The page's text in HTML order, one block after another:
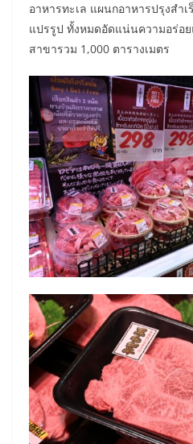
อาหารทะเล แผนกอาหารปรุงส
แปรรูป ทั้งหมดอัดแน่นความอร่
สาขารวม 1,000 ตารางเมตร